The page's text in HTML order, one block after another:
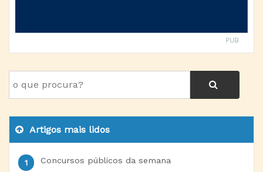
PUB
Artigos mais lidos
Concursos públicos da semana